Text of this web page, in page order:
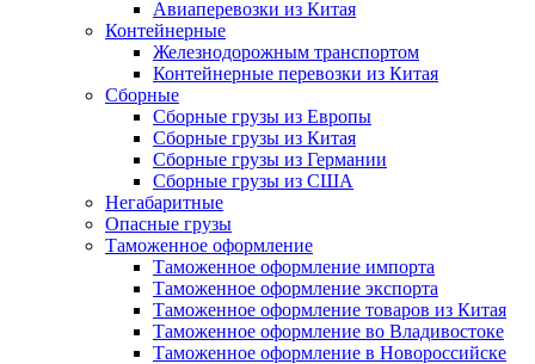
Авиаперевозки из Китая
Контейнерные
Железнодорожным транспортом
Контейнерные перевозки из Китая
Сборные
Сборные грузы из Европы
Сборные грузы из Китая
Сборные грузы из Германии
Сборные грузы из США
Негабаритные
Опасные грузы
Таможенное оформление
Таможенное оформление импорта
Таможенное оформление экспорта
Таможенное оформление товаров из Китая
Таможенное оформление во Владивостоке
Таможенное оформление в Новороссийске